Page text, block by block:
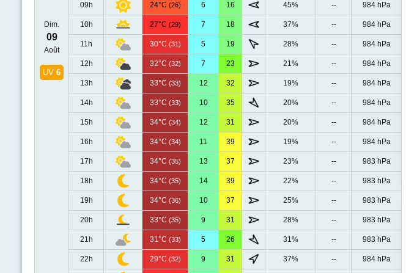
Dim.
09
Août
UV 6
09h 24°C (26) 6 16 45% -- 984 hPa
10h 27°C (29) 7 18 37% -- 984 hPa
11h 30°C (31) 5 19 28% -- 984 hPa
12h 32°C (32) 7 23 21% -- 984 hPa
13h 33°C (33) 12 32 19% -- 984 hPa
14h 33°C (33) 10 35 20% -- 984 hPa
15h 34°C (34) 12 31 20% -- 984 hPa
16h 34°C (34) 11 39 19% -- 984 hPa
17h 34°C (35) 13 37 23% -- 983 hPa
18h 34°C (35) 14 39 22% -- 983 hPa
19h 34°C (36) 10 37 25% -- 983 hPa
20h 33°C (35) 9 31 28% -- 983 hPa
21h 31°C (33) 5 26 31% -- 983 hPa
22h 29°C (32) 9 31 37% -- 984 hPa